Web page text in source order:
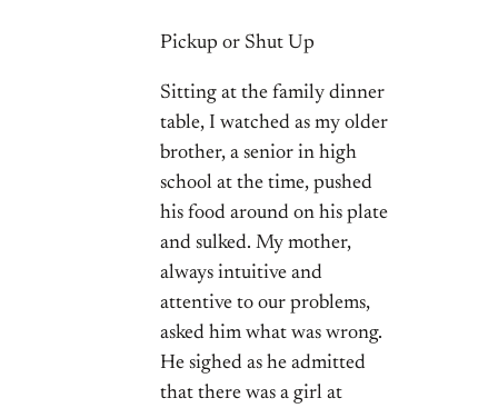
Pickup or Shut Up
Sitting at the family dinner
table, I watched as my older
brother, a senior in high
school at the time, pushed
his food around on his plate
and sulked. My mother,
always intuitive and
attentive to our problems,
asked him what was wrong.
He sighed as he admitted
that there was a girl at